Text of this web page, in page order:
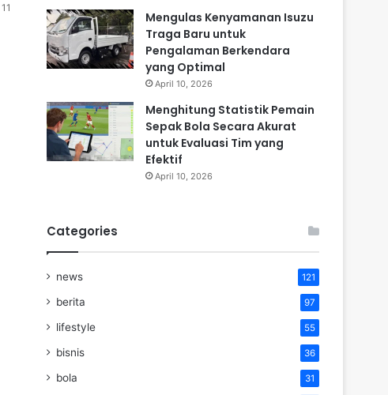
11
Mengulas Kenyamanan Isuzu
Traga Baru untuk
Pengalaman Berkendara
yang Optimal
April 10, 2026
Menghitung Statistik Pemain
Sepak Bola Secara Akurat
untuk Evaluasi Tim yang
Efektif
April 10, 2026
Categories
news 121
berita 97
lifestyle 55
bisnis 36
bola 31